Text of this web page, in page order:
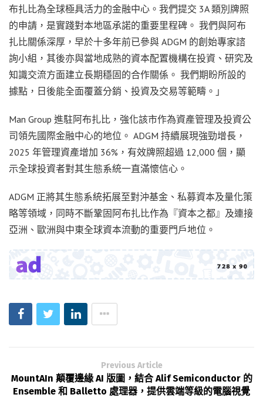
布扎比為全球極具活力的金融中心。我們提交 3A 類別牌照
的申請，是實踐對本地區承諾的重要里程碑。 我們與阿布
扎比關係深厚，早於十多年前已參與 ADGM 的創始專家諮
詢小組，其後亦與當地成熟的資本配置機構在投資、研究及
知識交流方面建立長期穩固的合作關係。 我們期盼所設的
據點，日後能全面覆蓋分銷、投資及交易等範疇。」
Man Group 進駐阿布扎比，強化該市作為資產管理及投資公
司領先國際金融中心的地位。 ADGM 持續展現強勁增長，
2025 年管理資產增加 36%，有效牌照超過 12,000 個，顯
示全球投資者對其生態系統一直滿懷信心。
ADGM 正將其生態系統拓展至對沖基金、私募資本及量化策
略等領域，同時不斷鞏固阿布扎比作為『資本之都』及連接
亞洲、歐洲與中東全球資本流動的重要門戶地位。
Previous Article
MountAIn 顛覆邊緣 AI 版圖，結合 Alif Semiconductor 的
Ensemble 和 Balletto 處理器，提供雲端等級的電腦視覺